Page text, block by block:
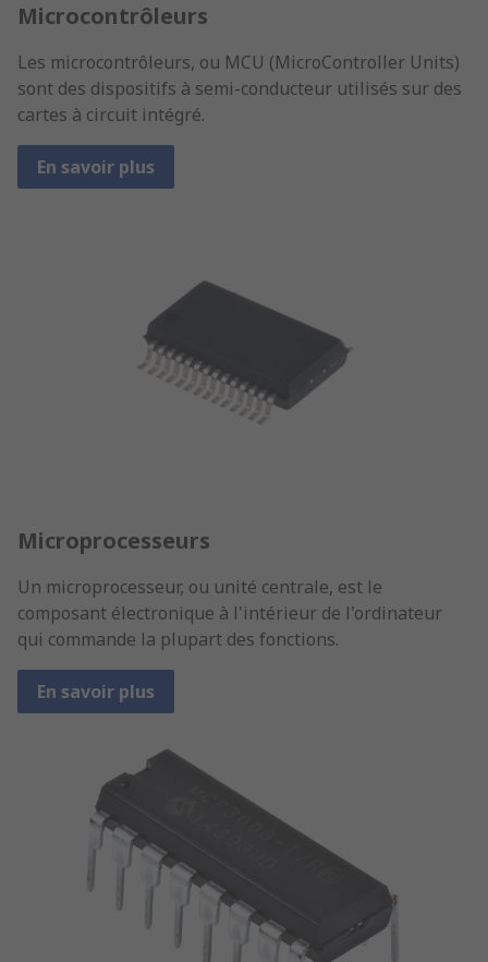
Microcontrôleurs
Les microcontrôleurs, ou MCU (MicroController Units)
sont des dispositifs à semi-conducteur utilisés sur des
cartes à circuit intégré.
En savoir plus
Microprocesseurs
Un microprocesseur, ou unité centrale, est le
composant électronique à l'intérieur de l'ordinateur
qui commande la plupart des fonctions.
En savoir plus